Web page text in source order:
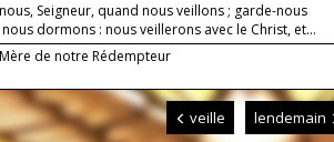
Seigneur, quand nous veillons ; garde-nous
dormons : nous veillerons avec le Christ, et...
de notre Rédempteur
veille lendemain